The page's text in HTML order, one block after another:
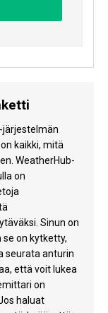
järjestelmän
kaikki, mitä
WeatherHub-
on
Sinun on
on kytketty,
seurata anturin
että voit lukea
on
haluat